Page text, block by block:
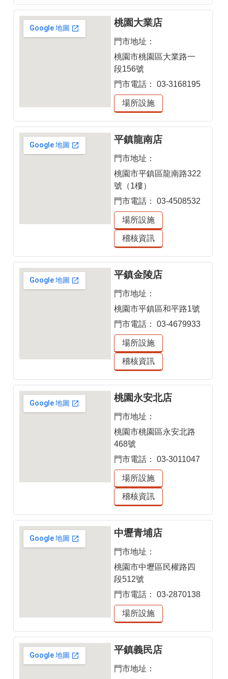
桃園大業店
門市地址：
桃園市桃園區大業路一
段156號
門市電話：
03-3168195
場所設施
平鎮龍南店
門市地址：
桃園市平鎮區龍南路322
號（1樓）
門市電話：
03-4508532
場所設施
稽核資訊
平鎮金陵店
門市地址：
桃園市平鎮區和平路1號
門市電話：
03-4679933
場所設施
稽核資訊
桃園永安北店
門市地址：
桃園市桃園區永安北路
468號
門市電話：
03-3011047
場所設施
稽核資訊
中壢青埔店
門市地址：
桃園市中壢區民權路四
段512號
門市電話：
03-2870138
場所設施
平鎮義民店
門市地址：